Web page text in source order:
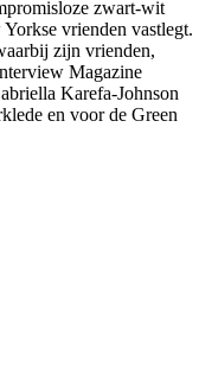
zwart-wit
vrienden vastlegt.
zijn vrienden,
Magazine
Karefa-Johnson
en voor de Green